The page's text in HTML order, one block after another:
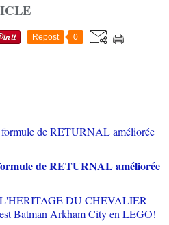
Repost 0
de RETURNAL améliorée